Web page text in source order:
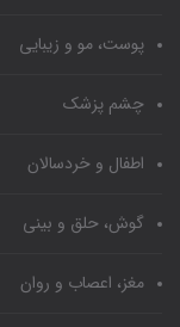
پوست، مو و زیبایی
چشم پزشک
اطفال و خردسالان
گوش، حلق و بینی
مغز، اعصاب و روان